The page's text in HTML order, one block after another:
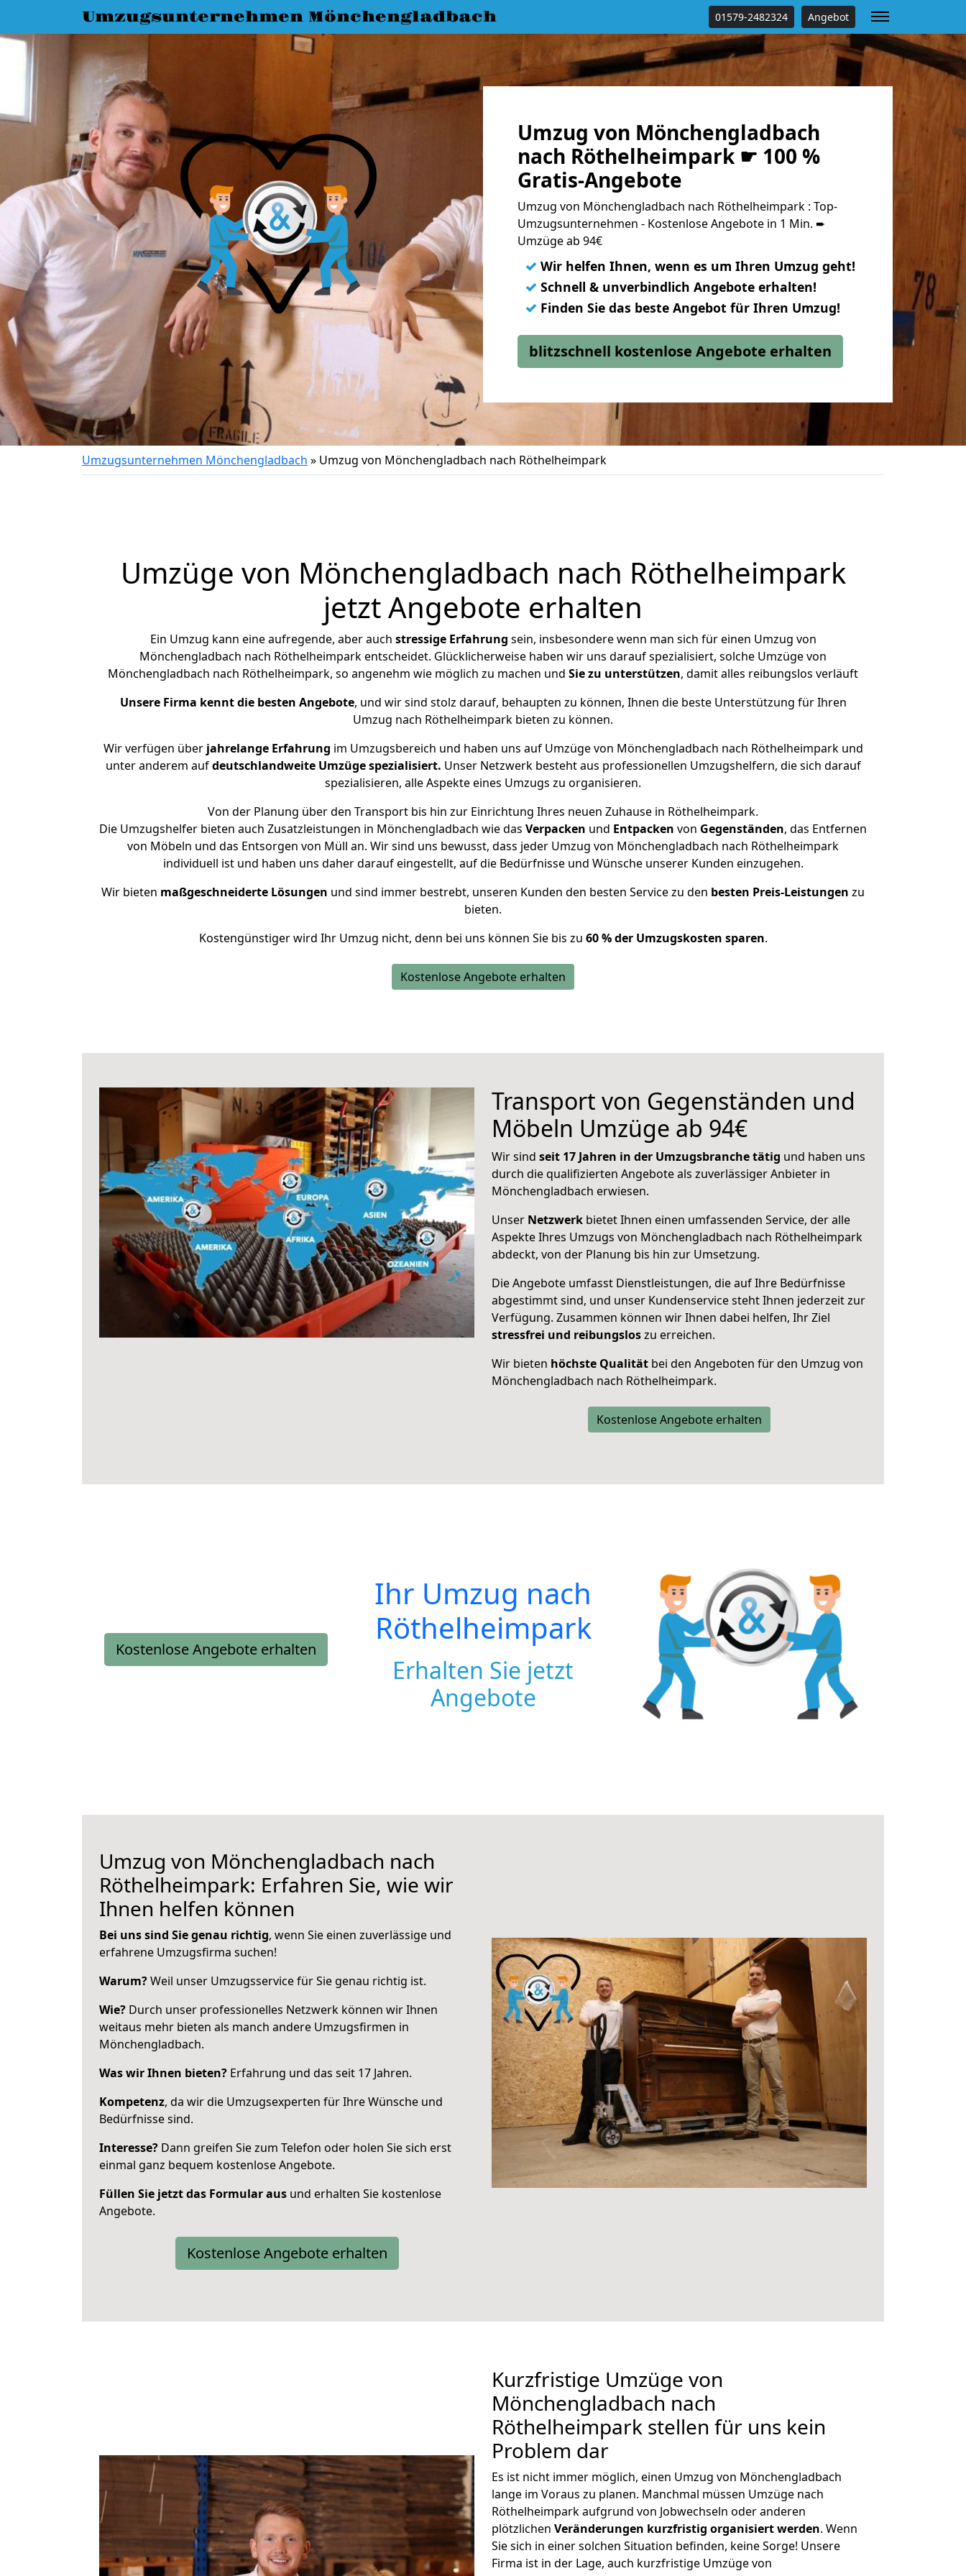
Umzugsunternehmen Mönchengladbach 01579-2482324 Angebot
Umzug von Mönchengladbach
nach Röthelheimpark ☛ 100 %
Gratis-Angebote
Umzug von Mönchengladbach nach Röthelheimpark : Top-
Umzugsunternehmen - Kostenlose Angebote in 1 Min. ➨
Umzüge ab 94€
✓ Wir helfen Ihnen, wenn es um Ihren Umzug geht!
✓ Schnell & unverbindlich Angebote erhalten!
✓ Finden Sie das beste Angebot für Ihren Umzug!
blitzschnell kostenlose Angebote erhalten
Umzugsunternehmen Mönchengladbach » Umzug von Mönchengladbach nach Röthelheimpark
Umzüge von Mönchengladbach nach Röthelheimpark
jetzt Angebote erhalten
Ein Umzug kann eine aufregende, aber auch stressige Erfahrung sein, insbesondere wenn man sich für einen Umzug von
Mönchengladbach nach Röthelheimpark entscheidet. Glücklicherweise haben wir uns darauf spezialisiert, solche Umzüge von
Mönchengladbach nach Röthelheimpark, so angenehm wie möglich zu machen und Sie zu unterstützen, damit alles reibungslos verläuft
Unsere Firma kennt die besten Angebote, und wir sind stolz darauf, behaupten zu können, Ihnen die beste Unterstützung für Ihren
Umzug nach Röthelheimpark bieten zu können.
Wir verfügen überjahrelange Erfahrung im Umzugsbereich und haben uns auf Umzüge von Mönchengladbach nach Röthelheimpark und
unter anderem aufdeutschlandweite Umzüge spezialisiert. Unser Netzwerk besteht aus professionellen Umzugshelfern, die sich darauf
spezialisieren, alle Aspekte eines Umzugs zu organisieren.
Von der Planung über den Transport bis hin zur Einrichtung Ihres neuen Zuhause in Röthelheimpark.
Die Umzugshelfer bieten auch Zusatzleistungen in Mönchengladbach wie das Verpacken und Entpacken von Gegenständen, das Entfernen
von Möbeln und das Entsorgen von Müll an. Wir sind uns bewusst, dass jeder Umzug von Mönchengladbach nach Röthelheimpark
individuell ist und haben uns daher darauf eingestellt, auf die Bedürfnisse und Wünsche unserer Kunden einzugehen.
Wir bieten maßgeschneiderte Lösungen und sind immer bestrebt, unseren Kunden den besten Service zu den besten Preis-Leistungen zu
bieten.
Kostengünstiger wird Ihr Umzug nicht, denn bei uns können Sie bis zu 60 % der Umzugskosten sparen.
Kostenlose Angebote erhalten
Transport von Gegenständen und
Möbeln Umzüge ab 94€
Wir sind seit 17 Jahren in der Umzugsbranche tätig und haben uns
durch die qualifizierten Angebote als zuverlässiger Anbieter in
Mönchengladbach erwiesen.
Unser Netzwerk bietet Ihnen einen umfassenden Service, der alle
Aspekte Ihres Umzugs von Mönchengladbach nach Röthelheimpark
abdeckt, von der Planung bis hin zur Umsetzung.
Die Angebote umfasst Dienstleistungen, die auf Ihre Bedürfnisse
abgestimmt sind, und unser Kundenservice steht Ihnen jederzeit zur
Verfügung. Zusammen können wir Ihnen dabei helfen, Ihr Ziel
stressfrei und reibungsloszu erreichen.
Wir bieten höchste Qualität bei den Angeboten für den Umzug von
Mönchengladbach nach Röthelheimpark.
Kostenlose Angebote erhalten
Kostenlose Angebote erhalten
Ihr Umzug nach
Röthelheimpark
Erhalten Sie jetzt
Angebote
Umzug von Mönchengladbach nach
Röthelheimpark: Erfahren Sie, wie wir
Ihnen helfen können
Bei uns sind Sie genau richtig, wenn Sie einen zuverlässige und
erfahrene Umzugsfirma suchen!
Warum?Weil unser Umzugsservice für Sie genau richtig ist.
Wie? Durch unser professionelles Netzwerk können wir Ihnen
weitaus mehr bieten als manch andere Umzugsfirmen in
Mönchengladbach.
Was wir Ihnen bieten? Erfahrung und das seit 17 Jahren.
Kompetenz, da wir die Umzugsexperten für Ihre Wünsche und
Bedürfnisse sind.
Interesse? Dann greifen Sie zum Telefon oder holen Sie sich erst
einmal ganz bequem kostenlose Angebote.
Füllen Sie jetzt das Formular aus und erhalten Sie kostenlose
Angebote.
Kostenlose Angebote erhalten
Kurzfristige Umzüge von
Mönchengladbach nach
Röthelheimpark stellen für uns kein
Problem dar
Es ist nicht immer möglich, einen Umzug von Mönchengladbach
lange im Voraus zu planen. Manchmal müssen Umzüge nach
Röthelheimpark aufgrund von Jobwechseln oder anderen
plötzlichen Veränderungen kurzfristig organisiert werden. Wenn
Sie sich in einer solchen Situation befinden, keine Sorge! Unsere
Firma ist in der Lage, auch kurzfristige Umzüge von